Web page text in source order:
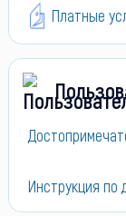
Платные
Инструкция по